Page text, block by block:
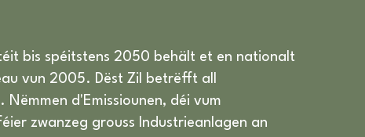
bis spéitstens 2050 behält et en nationalt
vun 2005. Dëst Zil betrëfft all
d'Emissiounen, déi vum
zwanzeg grouss Industrieanlagen an